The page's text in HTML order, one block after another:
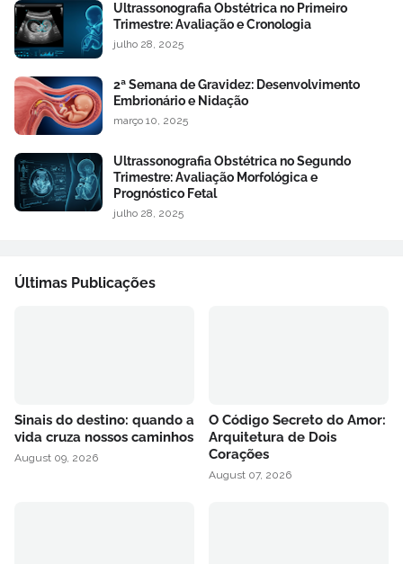
Ultrassonografia Obstétrica no Primeiro
Trimestre: Avaliação e Cronologia
julho 28, 2025
2ª Semana de Gravidez: Desenvolvimento
Embrionário e Nidação
março 10, 2025
Ultrassonografia Obstétrica no Segundo
Trimestre: Avaliação Morfológica e
Prognóstico Fetal
julho 28, 2025
Últimas Publicações
Sinais do destino: quando a
vida cruza nossos caminhos
August 09, 2026
O Código Secreto do Amor:
Arquitetura de Dois
Corações
August 07, 2026